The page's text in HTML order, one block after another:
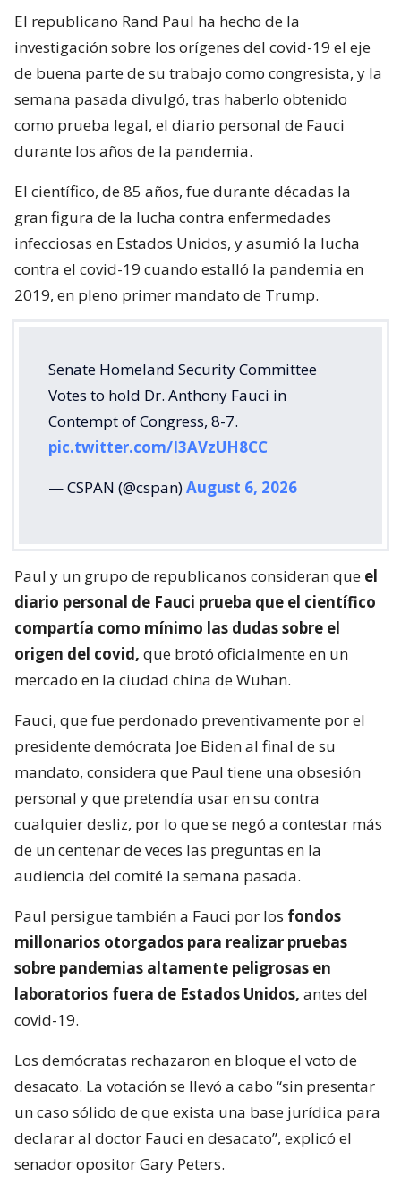
El republicano Rand Paul ha hecho de la
investigación sobre los orígenes del covid-19 el eje
de buena parte de su trabajo como congresista, y la
semana pasada divulgó, tras haberlo obtenido
como prueba legal, el diario personal de Fauci
durante los años de la pandemia.
El científico, de 85 años, fue durante décadas la
gran figura de la lucha contra enfermedades
infecciosas en Estados Unidos, y asumió la lucha
contra el covid-19 cuando estalló la pandemia en
2019, en pleno primer mandato de Trump.
Senate Homeland Security Committee
Votes to hold Dr. Anthony Fauci in
Contempt of Congress, 8-7.
pic.twitter.com/I3AVzUH8CC
— CSPAN (@cspan)August 6, 2026
Paul y un grupo de republicanos consideran que el
diario personal de Fauci prueba que el científico
compartía como mínimo las dudas sobre el
origen del covid, que brotó oficialmente en un
mercado en la ciudad china de Wuhan.
Fauci, que fue perdonado preventivamente por el
presidente demócrata Joe Biden al final de su
mandato, considera que Paul tiene una obsesión
personal y que pretendía usar en su contra
cualquier desliz, por lo que se negó a contestar más
de un centenar de veces las preguntas en la
audiencia del comité la semana pasada.
Paul persigue también a Fauci por los fondos
millonarios otorgados para realizar pruebas
sobre pandemias altamente peligrosas en
laboratorios fuera de Estados Unidos, antes del
covid-19.
Los demócratas rechazaron en bloque el voto de
desacato. La votación se llevó a cabo “sin presentar
un caso sólido de que exista una base jurídica para
declarar al doctor Fauci en desacato”, explicó el
senador opositor Gary Peters.